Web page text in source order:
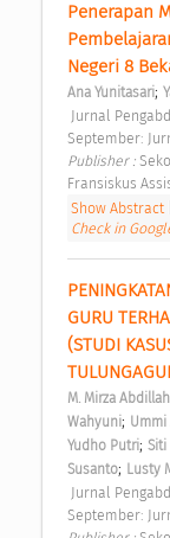
Penerapan
Negeri 8
Ana Yunitasari;
September:
Publisher :
Fransiskus
Show Abstract|
Check in
GURU
(STUDI
M. Mirza
Wahyuni;
Yudho Putri; Siti
Susanto; Lusty
September: